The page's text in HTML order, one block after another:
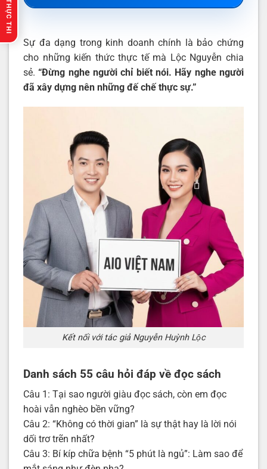
Sự đa dạng trong kinh doanh chính là bảo chứng
cho những kiến thức thực tế mà Lộc Nguyễn chia
sẻ.“Đừng nghe người chỉ biết nói. Hãy nghe người
đã xây dựng nên những đế chế thực sự.”
Kết nối với tác giả Nguyễn Huỳnh Lộc
Danh sách 55 câu hỏi đáp về đọc sách
Câu 1: Tại sao người giàu đọc sách, còn em đọc
hoài vẫn nghèo bền vững?
Câu 2: “Không có thời gian” là sự thật hay là lời nói
dối trơ trẽn nhất?
Câu 3: Bí kíp chữa bệnh “5 phút là ngủ”: Làm sao để